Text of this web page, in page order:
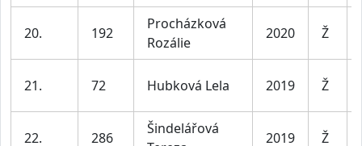
20. 192
Procházková
Rozálie
2020 Ž
21. 72 Hubková Lela 2019 Ž
22. 286
Šindelářová
2019 Ž